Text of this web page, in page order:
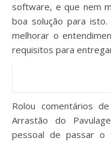
software, e que nem
boa solução para
melhorar o
requisitos para
Rolou comentários
Arrastão do
pessoal de passar o